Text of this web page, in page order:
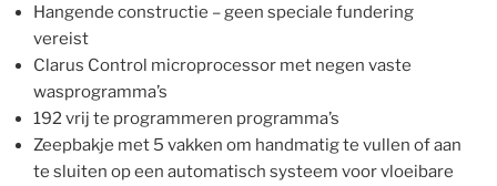
Hangende constructie – geen speciale fundering
vereist
Clarus Control microprocessor met negen vaste
wasprogramma’s
192 vrij te programmeren programma’s
Zeepbakje met 5 vakken om handmatig te vullen of aan
te sluiten op een automatisch systeem voor vloeibare